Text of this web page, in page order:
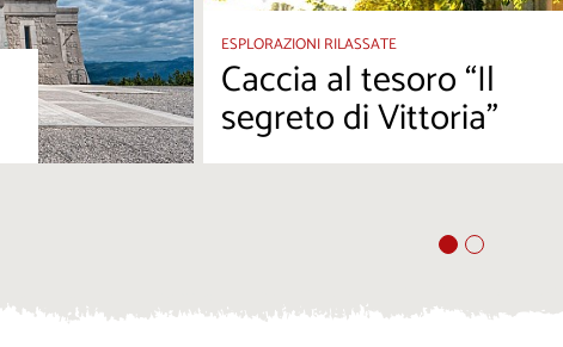
ESPLORAZIONI RILASSATE
Caccia al tesoro “Il
segreto di Vittoria”